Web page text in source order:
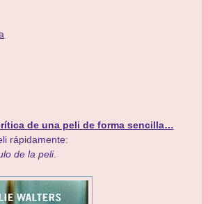
de una peli de forma sencilla…
rápidamente:
de la peli.